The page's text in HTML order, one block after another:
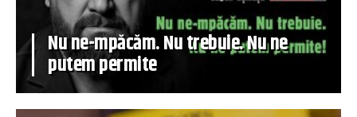
Nu ne-mpăcăm. Nu trebuie. Nu ne
putem permite